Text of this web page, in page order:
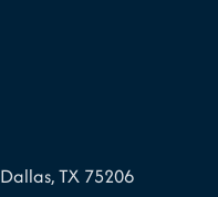
Dallas, TX 75206